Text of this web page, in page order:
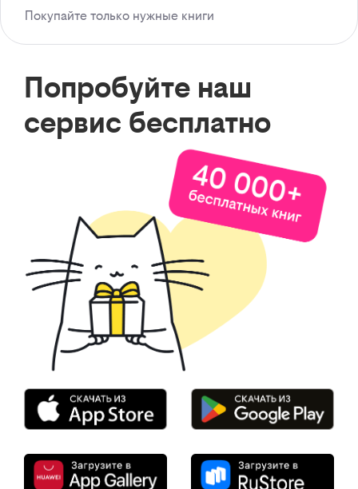
Покупайте только нужные книги
Попробуйте наш
сервис бесплатно